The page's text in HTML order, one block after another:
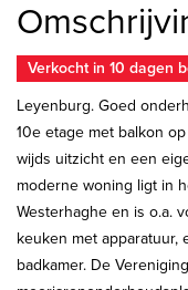
Verkocht in 10 dagen
Leyenburg. Goed
10e etage met balkon
wijds uitzicht en een
moderne woning ligt in
Westerhaghe en is o.a.
keuken met apparatuur,
badkamer. De